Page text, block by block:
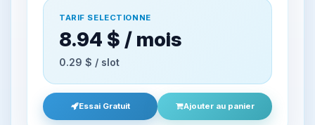
TARIF SELECTIONNE
8.94 $‏ / mois
0.29 $‏ / slot
Essai Gratuit Ajouter au panier